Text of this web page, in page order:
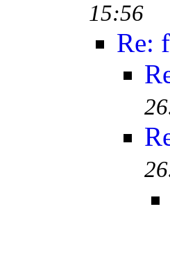
15:56
Re: